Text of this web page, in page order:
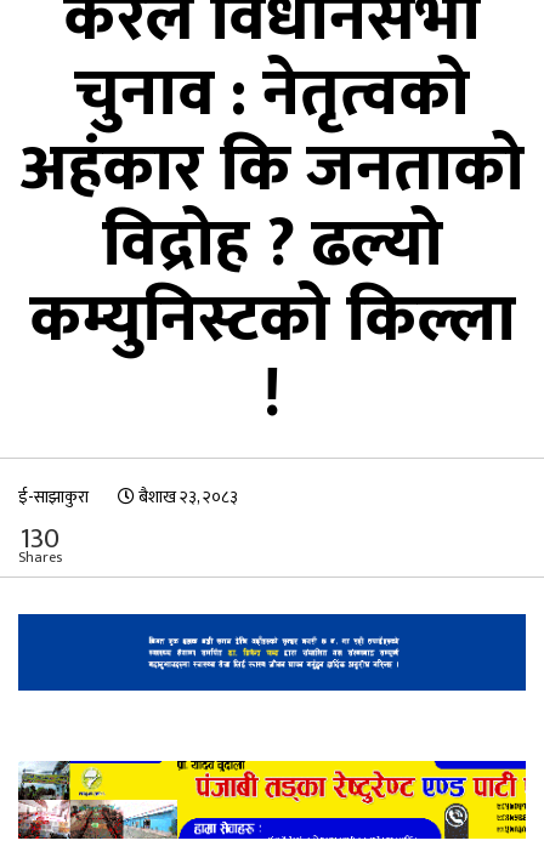
चुनाव : नेतृत्वको
अहंकार कि जनताको
विद्रोह ? ढल्यो
कम्युनिस्टको किल्ला
!
ई-साझाकुरा बैशाख २३, २०८३
130
Shares